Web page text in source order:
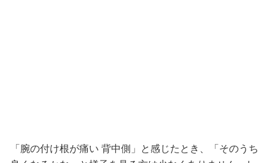
「腕の付け根が痛い 背中側」と感じたとき、「そのうち